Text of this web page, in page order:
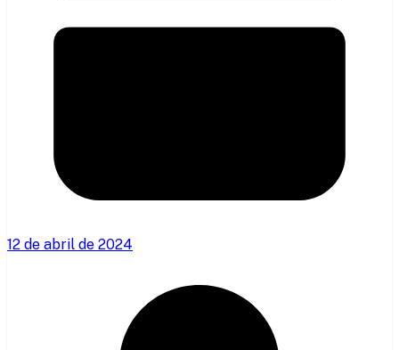
12 de abril de 2024